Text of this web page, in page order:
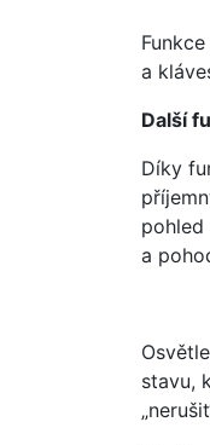
a
Další
Díky
a
stavu,